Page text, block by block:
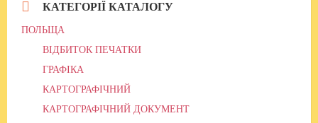
КАТЕГОРІЇ КАТАЛОГУ
ПОЛЬЩА
ВІДБИТОК ПЕЧАТКИ
ГРАФІКА
КАРТОГРАФІЧНИЙ
КАРТОГРАФІЧНИЙ ДОКУМЕНТ